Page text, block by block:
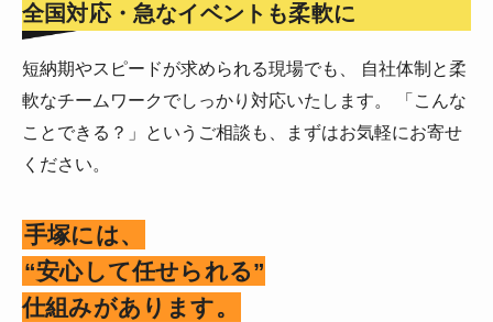
全国対応・急なイベントも柔軟に
短納期やスピードが求められる現場でも、 自社体制と柔
軟なチームワークでしっかり対応いたします。 「こんな
ことできる？」というご相談も、まずはお気軽にお寄せ
ください。
手塚には、
“安心して任せられる”
仕組みがあります。